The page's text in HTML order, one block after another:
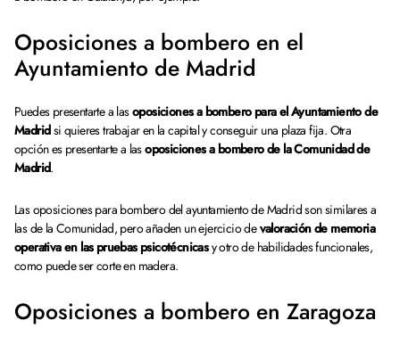
Oposiciones a bombero en el
Ayuntamiento de Madrid
Puedes presentarte a lasoposiciones a bombero para el Ayuntamiento de
Madridsi quieres trabajar en la capital y conseguir una plaza fija. Otra
opción es presentarte a lasoposiciones a bombero de la Comunidad de
Madrid.
Las oposiciones para bombero del ayuntamiento de Madrid son similares a
las de la Comunidad, pero añaden un ejercicio devaloración de memoria
operativa en las pruebas psicotécnicasy otro de habilidades funcionales,
como puede ser corte en madera.
Oposiciones a bombero en Zaragoza